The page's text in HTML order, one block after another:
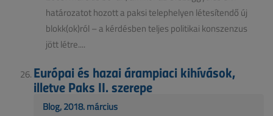
határozatot hozott a paksi telephelyen létesítendő új
blokk(ok)ról – a kérdésben teljes politikai konszenzus
jött létre....
Európai és hazai árampiaci kihívások,
illetve Paks II. szerepe
Blog, 2018. március